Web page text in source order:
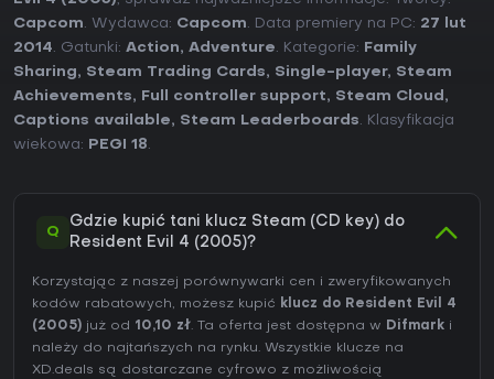
Capcom. Wydawca: Capcom. Data premiery na PC: 27 lut
2014. Gatunki: Action, Adventure. Kategorie:
Family
Sharing, Steam Trading Cards, Single-player, Steam
Achievements, Full controller support, Steam Cloud ,
Captions available, Steam Leaderboards. Klasyfikacja
wiekowa:
PEGI 18.
Q
Gdzie kupić tani klucz Steam (CD key) do
Resident Evil 4 (2005)?
Korzystając z naszej porównywarki cen i zweryfikowanych
kodów rabatowych, możesz kupić klucz do Resident Evil 4
(2005) już od 10,10 zł. Ta oferta jest dostępna w Difmark i
należy do najtańszych na rynku. Wszystkie klucze na
XD.deals są dostarczane cyfrowo z możliwością